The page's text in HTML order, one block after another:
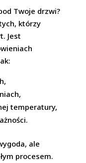
Twoje drzwi?
którzy
Jest
temperatury,
ale
procesem.